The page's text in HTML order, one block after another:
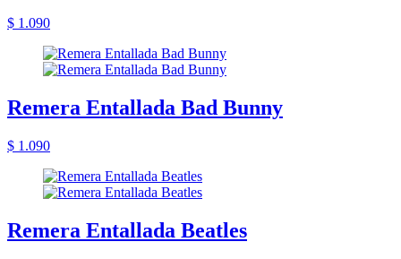
$ 1.090
Remera Entallada Bad Bunny
$ 1.090
Remera Entallada Beatles